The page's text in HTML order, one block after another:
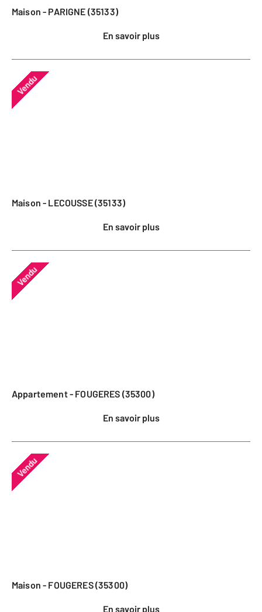
Maison - PARIGNE (35133)
En savoir plus
Vendu
Maison - LECOUSSE (35133)
En savoir plus
Vendu
Appartement - FOUGERES (35300)
En savoir plus
Vendu
Maison - FOUGERES (35300)
En savoir plus